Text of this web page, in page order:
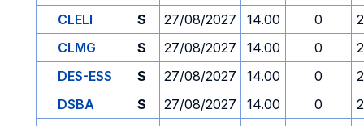
CLELI S 27/08/2027 14.00 0
CLMG
S 27/08/2027 14.00 0
DES-ESS
S 27/08/2027 14.00 0
DSBA
S 27/08/2027 14.00 0